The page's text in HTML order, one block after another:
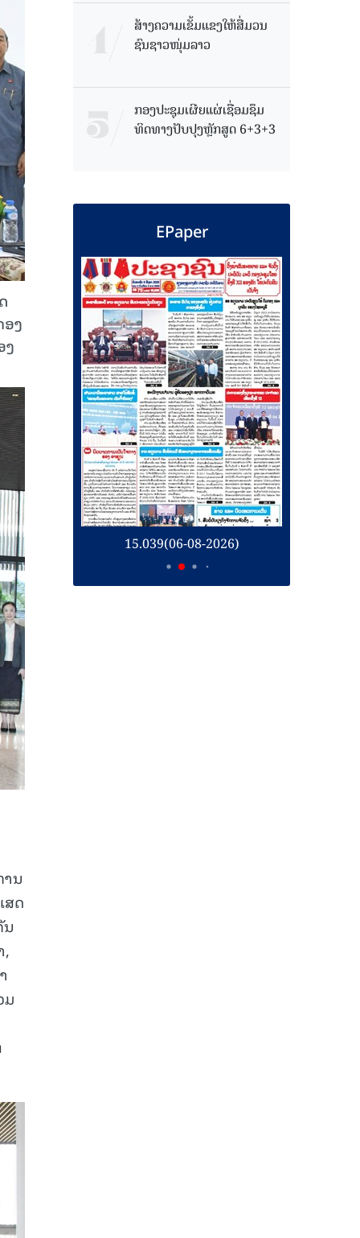
ງ
ງ
ນ
ສດ
,
ມ
ສ້າງຄວາມເຂັ້ມແຂງໃຫ້ສື່ມວນ
ຊົນຊາວໜຸ່ມລາວ
ກອງປະຊຸມເຜີຍແຜ່ເຊື່ອມຊຶມ
ທິດທາງປັບປຸງຫຼັກສູດ 6+3+3
EPaper
15.039(06-08-2026)